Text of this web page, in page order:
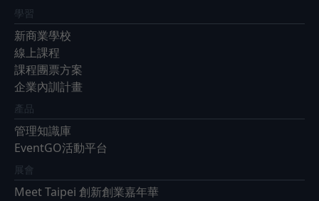
學習
新商業學校
線上課程
課程團票方案
企業內訓計畫
產品
管理知識庫
EventGO活動平台
展會
Meet Taipei 創新創業嘉年華